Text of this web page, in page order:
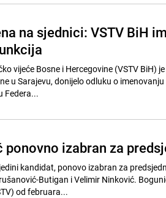
na sjednici: VSTV BiH
vijeće Bosne i Hercegovine (VSTV BiH)
u Sarajevu, donijelo odluku o
Federa...
ponovno izabran za
kandidat, ponovo izabran za
Butigan i Velimir Ninković.
od februara...